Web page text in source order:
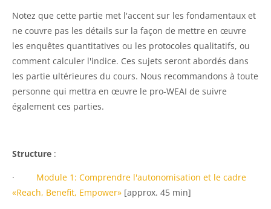
Notez que cette partie met l'accent sur les fondamentaux et
ne couvre pas les détails sur la façon de mettre en œuvre
les enquêtes quantitatives ou les protocoles qualitatifs, ou
comment calculer l'indice. Ces sujets seront abordés dans
les partie ultérieures du cours. Nous recommandons à toute
personne qui mettra en œuvre le pro-WEAI de suivre
également ces parties.
Structure :
· Module 1: Comprendre l'autonomisation et le cadre
«Reach, Benefit, Empower» [approx. 45 min]